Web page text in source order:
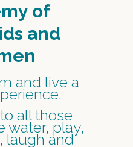
of
and
and live a
all those
water, play,
laugh and